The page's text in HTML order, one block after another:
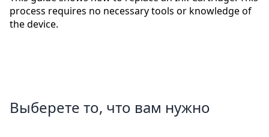
process requires no necessary tools or knowledge of
the device.
Выберете то, что вам нужно